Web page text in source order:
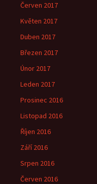
Červen 2017
Květen 2017
Duben 2017
Březen 2017
Únor 2017
Leden 2017
Prosinec 2016
Listopad 2016
Říjen 2016
Září 2016
Srpen 2016
Červen 2016